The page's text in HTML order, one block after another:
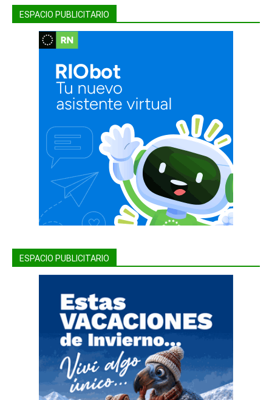
ESPACIO PUBLICITARIO
ESPACIO PUBLICITARIO